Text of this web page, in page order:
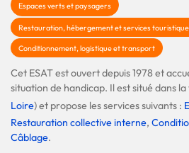
Espaces verts et paysagers
Restauration, hébergement et services
Conditionnement, logistique et transport
Cet ESAT est ouvert depuis 1978 et
situation de handicap. Il est situé dans la
Loire) et propose les services suivants :
Restauration collective interne,
Câblage.